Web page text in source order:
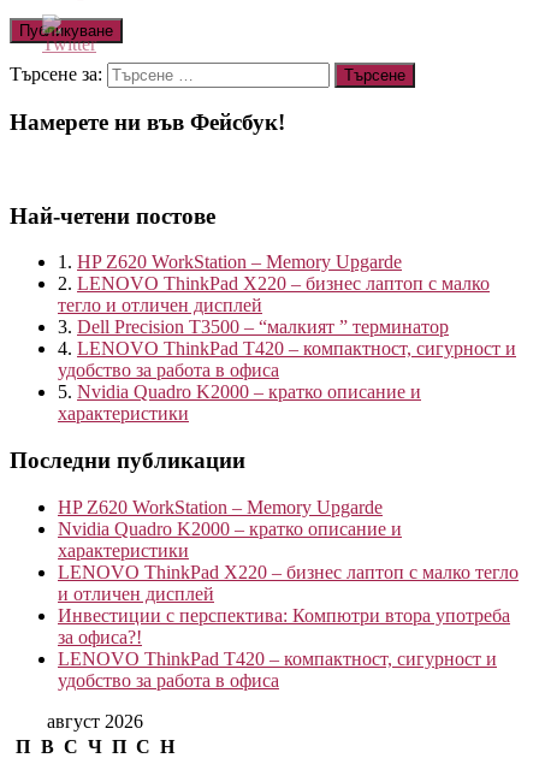
Търсене за:
Намерете ни във Фейсбук!
Най-четени постове
1. HP Z620 WorkStation – Memory Upgarde
2. LENOVO ThinkPad X220 – бизнес лаптоп с малко
тегло и отличен дисплей
3. Dell Precision T3500 – “малкият ” терминатор
4. LENOVO ThinkPad T420 – компактност, сигурност и
удобство за работа в офиса
5. Nvidia Quadro K2000 – кратко описание и
характеристики
Последни публикации
HP Z620 WorkStation – Memory Upgarde
Nvidia Quadro K2000 – кратко описание и
характеристики
LENOVO ThinkPad X220 – бизнес лаптоп с малко тегло
и отличен дисплей
Инвестиции с перспектива: Компютри втора употреба
за офиса?!
LENOVO ThinkPad T420 – компактност, сигурност и
удобство за работа в офиса
август 2026
П В С Ч П С Н
http://blog.kvantservice.com/hp-
z620-
workstation-
memory-